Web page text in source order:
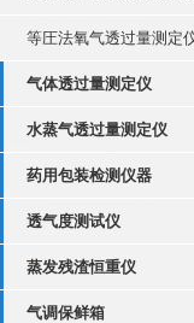
等圧法氧气透过量测定
气体透过量测定仪
水蒸气透过量测定仪
药用包装检测仪器
透气度测试仪
蒸发残渣恒重仪
气调保鲜箱